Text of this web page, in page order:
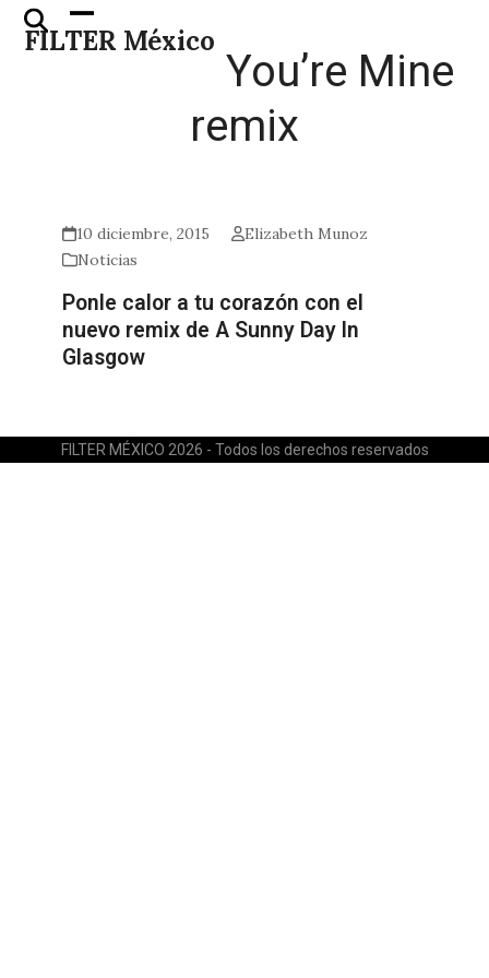
Skip
FILTER México
Open
mobile
Close
mobile
You’re Mine
remix
10 diciembre, 2015
Elizabeth Munoz
Noticias
Ponle calor a tu corazón con el
nuevo remix de A Sunny Day In
Glasgow
FILTER MÉXICO 2026 - Todos los derechos reservados